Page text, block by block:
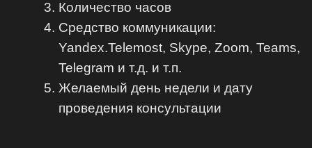
Количество часов
Средство коммуникации:
Yandex.Telemost, Skype, Zoom, Teams,
Telegram и т.д. и т.п.
Желаемый день недели и дату
проведения консультации